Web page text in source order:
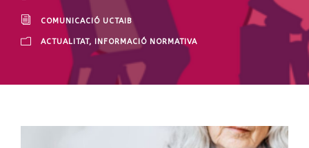
COMUNICACIÓ UCTAIB
ACTUALITAT, INFORMACIÓ NORMATIVA